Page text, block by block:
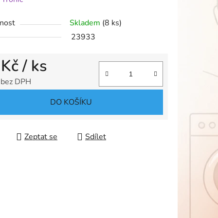
Skladem (8 ks)
23933
/ ks
DPH
DO KOŠÍKU
Zeptat se Sdílet